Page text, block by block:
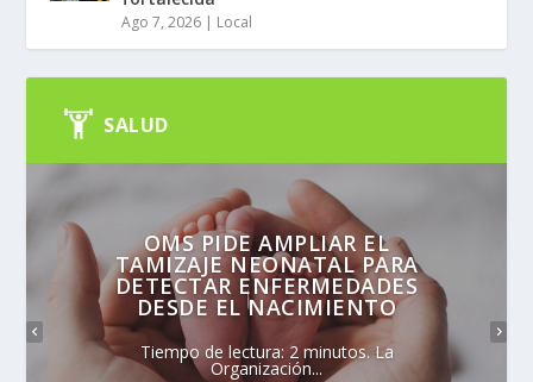
Ago 7, 2026 | Local
SALUD
OMS PIDE AMPLIAR EL
TAMIZAJE NEONATAL PARA
DETECTAR ENFERMEDADES
DESDE EL NACIMIENTO
Tiempo de lectura: 2 minutos. La
Organización...